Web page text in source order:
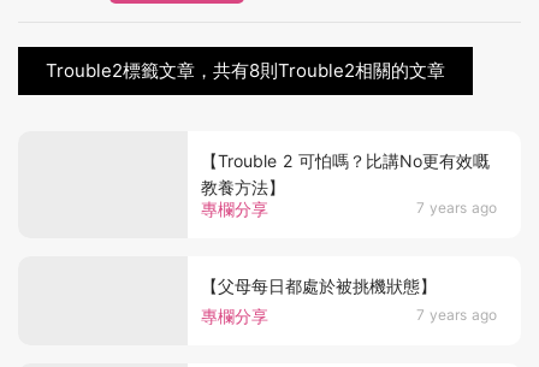
Trouble2標籤文章，共有8則Trouble2相關的文章
專欄分享 7 years ago
【Trouble 2 可怕嗎？比講No更有效嘅
教養方法】
專欄分享 7 years ago
【父母每日都處於被挑機狀態】